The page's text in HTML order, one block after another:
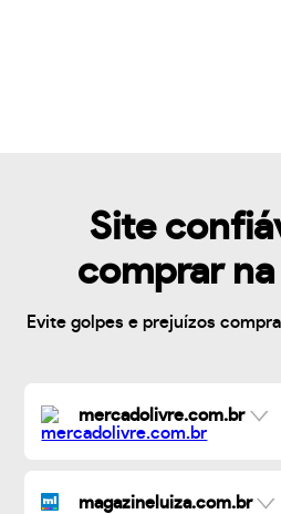
Site
comprar
Evite golpes e prejuízos
mercadolivre.com.br
magazineluiza.com.br